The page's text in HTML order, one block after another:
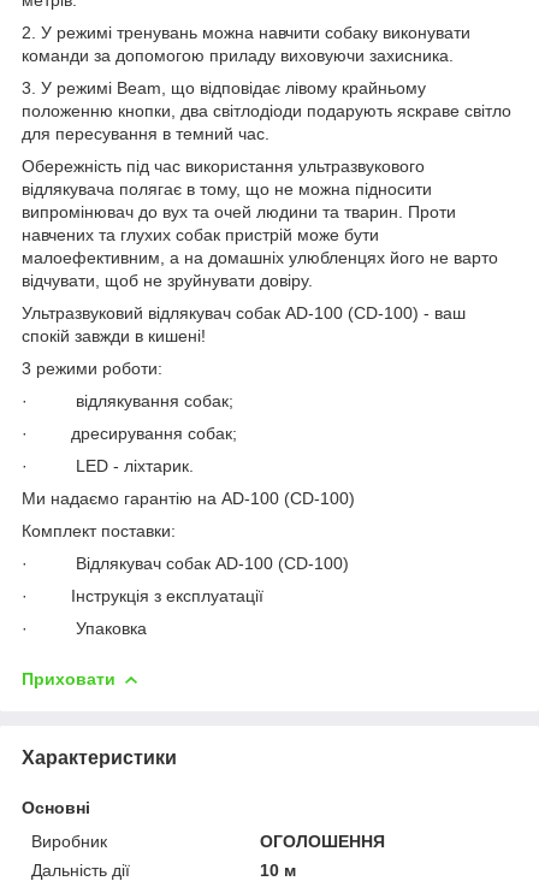
2. У режимі тренувань можна навчити собаку виконувати
команди за допомогою приладу виховуючи захисника.
3. У режимі Beam, що відповідає лівому крайньому
положенню кнопки, два світлодіоди подарують яскраве світло
для пересування в темний час.
Обережність під час використання ультразвукового
відлякувача полягає в тому, що не можна підносити
випромінювач до вух та очей людини та тварин. Проти
навчених та глухих собак пристрій може бути
малоефективним, а на домашніх улюбленцях його не варто
відчувати, щоб не зруйнувати довіру.
Ультразвуковий відлякувач собак AD-100 (CD-100) - ваш
спокій завжди в кишені!
3 режими роботи:
· відлякування собак;
· дресирування собак;
· LED - ліхтарик.
Ми надаємо гарантію на AD-100 (CD-100)
Комплект поставки:
· Відлякувач собак AD-100 (CD-100)
· Інструкція з експлуатації
· Упаковка
Приховати
Характеристики
Основні
Виробник
ОГОЛОШЕННЯ
Дальність дії
10 м